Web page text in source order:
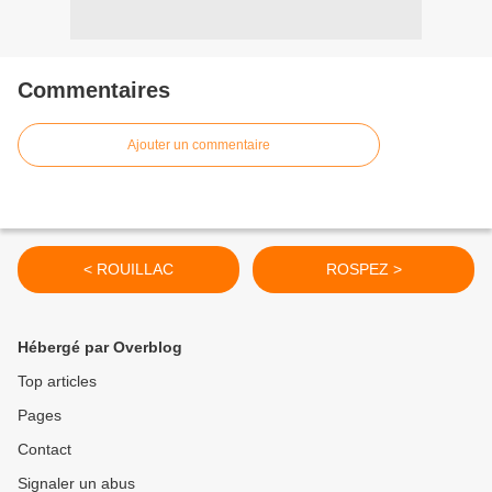
Commentaires
Ajouter un commentaire
< ROUILLAC ROSPEZ >
Hébergé par Overblog
Top articles
Pages
Contact
Signaler un abus